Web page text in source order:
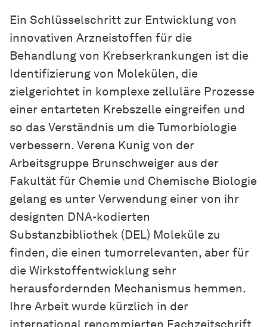
Ein Schlüsselschritt zur Ent­wick­lung von
innovativen Arzneistoffen für die
Behandlung von Krebserkrankungen ist die
Identifizierung von Mo­le­kü­len, die
zielgerichtet in komplexe zelluläre Prozesse
einer entarteten Krebszelle eingreifen und
so das Verständnis um die Tumorbiologie
verbessern. Verena Kunig von der
Arbeitsgruppe Brun­schwei­ger aus der
Fakultät für Chemie und Chemische Biologie
gelang es unter Verwendung einer von ihr
designten DNA-ko­dier­ten
Substanzbibliothek (DEL) Moleküle zu
finden, die einen tumorrelevanten, aber für
die Wirkstoffentwicklung sehr
herausfordernden Mechanismus hemmen.
Ihre Arbeit wurde kürzlich in der
international renommierten Fachzeitschrift